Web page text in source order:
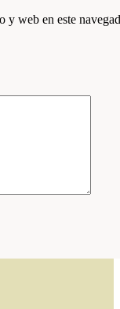
y web en este